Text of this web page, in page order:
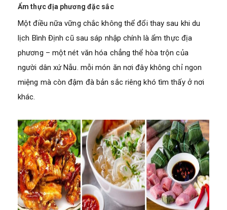
Ẩm thực địa phương đặc sắc
Một điều nữa vững chắc không thể đổi thay sau khi du
lịch Bình Định cũ sau sáp nhập chính là ẩm thực địa
phương – một nét văn hóa chẳng thể hòa trộn của
người dân xứ Nẫu. mỗi món ăn nơi đây không chỉ ngon
miệng mà còn đậm đà bản sắc riêng khó tìm thấy ở nơi
khác.